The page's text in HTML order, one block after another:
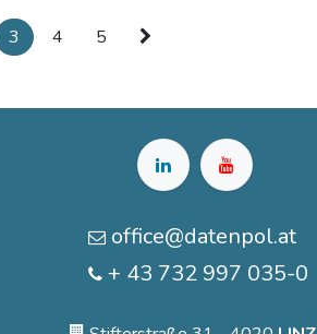
3 4 5
office@datenpol.at
+ 43 732 997 035-0